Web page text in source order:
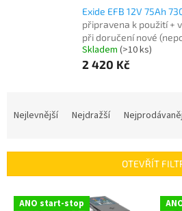
Exide EFB 12V 75Ah
připravena k použití +
při doručení nové
Skladem (>10 ks)
2 420 Kč
í
Nejlevnější Nejdražší
OTEVŘÍT
V ANO start-stop